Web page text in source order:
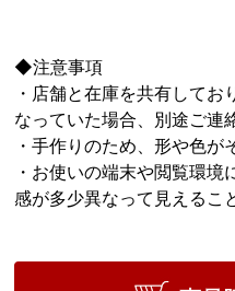
◆注意事項
・店舗と在庫を共有して
なっていた場合、別途ご連
・手作りのため、形や色が
・お使いの端末や閲覧環
感が多少異なって見えるこ